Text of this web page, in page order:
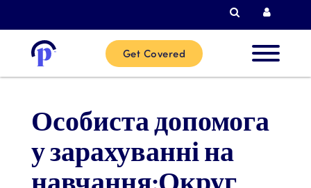
Пошук
Get Covered
клієнти
Особиста допомога
у зарахуванні на